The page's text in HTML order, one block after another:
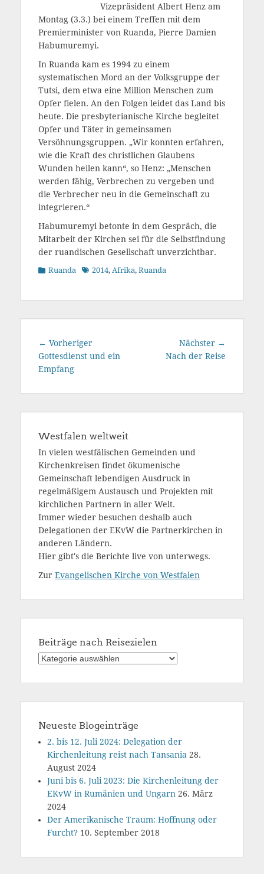
Vizepräsident Albert Henz am
Montag (3.3.) bei einem Treffen mit dem
Premierminister von Ruanda, Pierre Damien
Habumuremyi.
In Ruanda kam es 1994 zu einem
systematischen Mord an der Volksgruppe der
Tutsi, dem etwa eine Million Menschen zum
Opfer fielen. An den Folgen leidet das Land bis
heute. Die presbyterianische Kirche begleitet
Opfer und Täter in gemeinsamen
Versöhnungsgruppen. „Wir konnten erfahren,
wie die Kraft des christlichen Glaubens
Wunden heilen kann“, so Henz: „Menschen
werden fähig, Verbrechen zu vergeben und
die Verbrecher neu in die Gemeinschaft zu
integrieren.“
Habumuremyi betonte in dem Gespräch, die
Mitarbeit der Kirchen sei für die Selbstfindung
der ruandischen Gesellschaft unverzichtbar.
Kategorien
Ruanda Schlagworte
2014, Afrika, Ruanda
Beitragsnavigation
← VorherigerVorheriger
Beitrag:
Gottesdienst und ein
Empfang
Nächster →
Nach der Reise
Westfalen weltweit
In vielen westfälischen Gemeinden und
Kirchenkreisen findet ökumenische
Gemeinschaft lebendigen Ausdruck in
regelmäßigem Austausch und Projekten mit
kirchlichen Partnern in aller Welt.
Immer wieder besuchen deshalb auch
Delegationen der EKvW die Partnerkirchen in
anderen Ländern.
Hier gibt's die Berichte live von unterwegs.
Zur Evangelischen Kirche von Westfalen
Beiträge nach Reisezielen
Beiträge
Reisezielen
Neueste Blogeinträge
2. bis 12. Juli 2024: Delegation der
Kirchenleitung reist nach Tansania 28.
August 2024
Juni bis 6. Juli 2023: Die Kirchenleitung der
EKvW in Rumänien und Ungarn 26. März
2024
Der Amerikanische Traum: Hoffnung oder
Furcht? 10. September 2018